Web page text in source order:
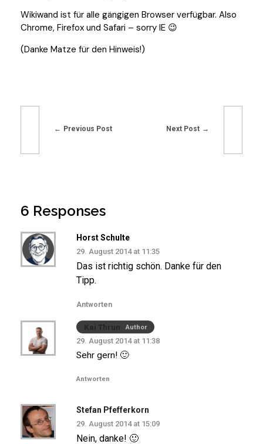
Wikiwand ist für alle gängigen Browser verfügbar. Also
Chrome, Firefox und Safari – sorry IE 😉
(Danke Matze für den Hinweis!)
Previous Post Next Post
6 Responses
Horst Schulte
29. August 2014 at 11:35
Das ist richtig schön. Danke für den
Tipp.
Antworten
Kai Thrun Author
29. August 2014 at 11:38
Sehr gern! 🙂
Antworten
Stefan Pfefferkorn
29. August 2014 at 15:09
Nein, danke! 🙂